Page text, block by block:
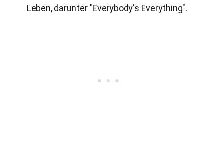
Leben, darunter "Everybody's Everything".